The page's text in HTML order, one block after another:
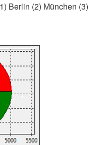
Berlin (2) München (3)